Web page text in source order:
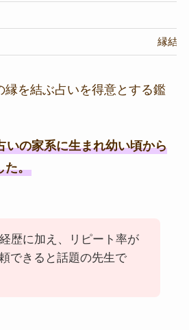
縁結
縁を結ぶ占いを得意とする鑑
いの家系に生まれ幼い頃から
た。
歴に加え、リピート率が
できると話題の先生で